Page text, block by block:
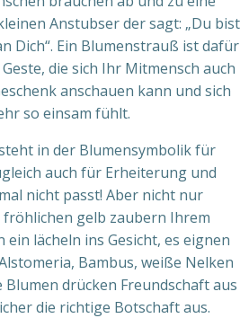
Anstubser der sagt: „Du bist
Dich“. Ein Blumenstrauß ist dafür
die sich Ihr Mitmensch auch
anschauen kann und sich
so einsam fühlt.
in der Blumensymbolik für
auch für Erheiterung und
nicht passt! Aber nicht nur
gelb zaubern Ihrem
ein lächeln ins Gesicht, es eignen
Bambus, weiße Nelken
Blumen drücken Freundschaft aus
die richtige Botschaft aus.